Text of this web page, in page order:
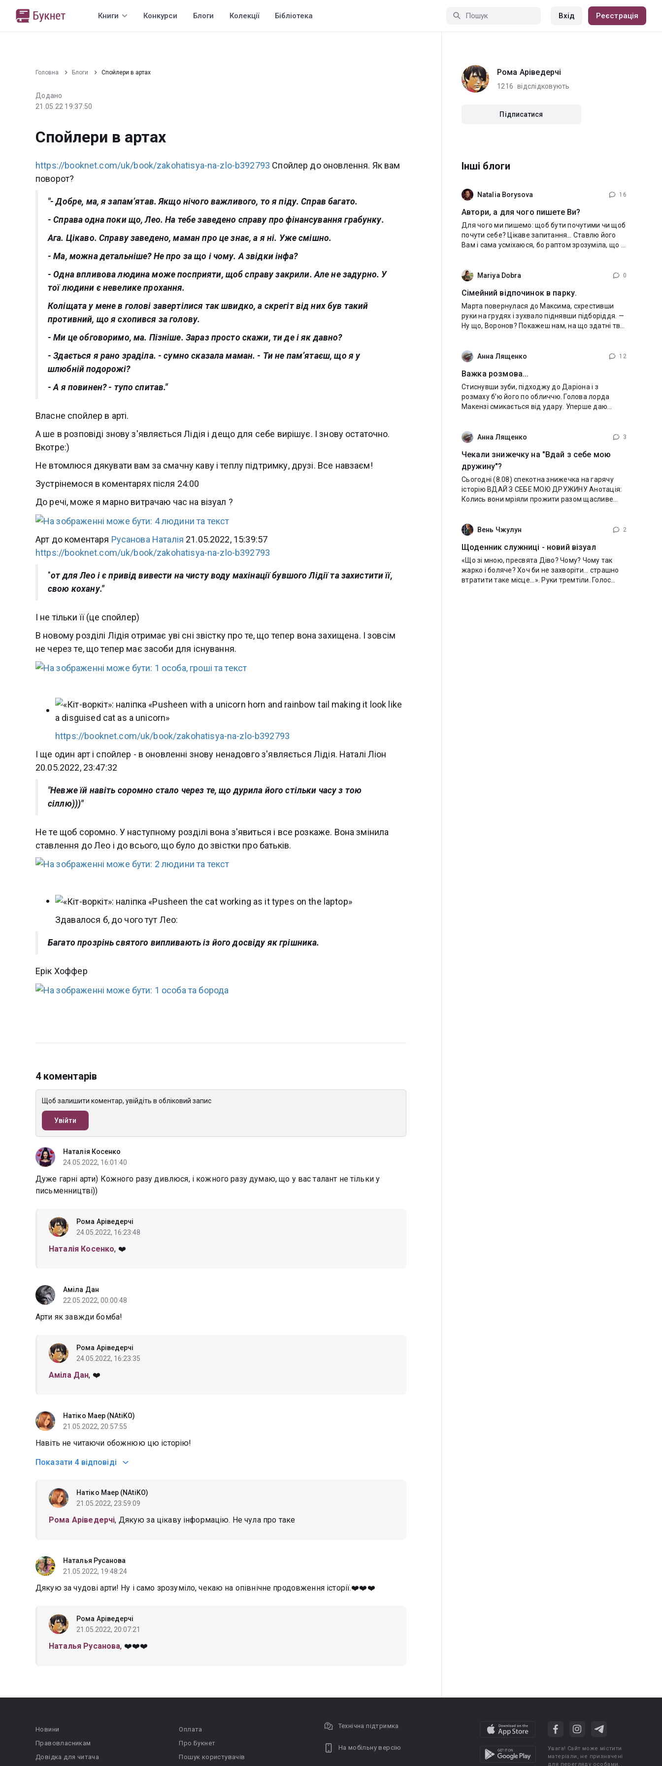
Книги Конкурси Блоги Колекції Бібліотека Вхід Реєстрація
Головна Блоги Спойлери в артах
Додано
21.05.22 19:37:50
Спойлери в артах
https://booknet.com/uk/book/zakohatisya-na-zlo-b392793 Спойлер до оновлення. Як вам
поворот?
"- Добре, ма, я запам’ятав. Якщо нічого важливого, то я піду. Справ багато.
- Справа одна поки що, Лео. На тебе заведено справу про фінансування грабунку.
Ага. Цікаво. Справу заведено, маман про це знає, а я ні. Уже смішно.
- Ма, можна детальніше? Не про за що і чому. А звідки інфа?
- Одна впливова людина може посприяти, щоб справу закрили. Але не задурно. У
тої людини є невелике прохання.
Коліщата у мене в голові завертілися так швидко, а скрегіт від них був такий
противний, що я схопився за голову.
- Ми це обговоримо, ма. Пізніше. Зараз просто скажи, ти де і як давно?
- Здається я рано зраділа. - сумно сказала маман. - Ти не пам’ятаєш, що я у
шлюбній подорожі?
- А я повинен? - тупо спитав."
Власне спойлер в арті.
А ше в розповіді знову з'являється Лідія і дещо для себе вирішує. І знову остаточно.
Вкотре:)
Не втомлюся дякувати вам за смачну каву і теплу підтримку, друзі. Все навзаєм!
Зустрінемося в коментарях після 24:00
До речі, може я марно витрачаю час на візуал ?
Арт до коментаря Русанова Наталія 21.05.2022, 15:39:57
https://booknet.com/uk/book/zakohatisya-na-zlo-b392793
"от для Лео і є привід вивести на чисту воду махінації бувшого Лідії та захистити її,
свою кохану."
І не тільки її (це спойлер)
В новому розділі Лідія отримає уві сні звістку про те, що тепер вона захищена. І зовсім
не через те, що тепер має засоби для існування.
https://booknet.com/uk/book/zakohatisya-na-zlo-b392793
І ще один арт і спойлер - в оновленні знову ненадовго з'являється Лідія. Наталі Ліон
20.05.2022, 23:47:32
"Невже їй навіть соромно стало через те, що дурила його стільки часу з тою
сіллю)))"
Не те щоб соромно. У наступному розділі вона з'явиться і все розкаже. Вона змінила
ставлення до Лео і до всього, що було до звістки про батьків.
Здавалося б, до чого тут Лео:
Багато прозрінь святого випливають із його досвіду як грішника.
Ерік Хоффер
4 коментарів
Щоб залишити коментар, увійдіть в обліковий запис
Увійти
Наталія Косенко
24.05.2022, 16:01:40
Дуже гарні арти) Кожного разу дивлюся, і кожного разу думаю, що у вас талант не тільки у
письменництві))
Рома Аріведерчі
24.05.2022, 16:23:48
Наталія Косенко, ❤️
Аміла Дан
22.05.2022, 00:00:48
Арти як завжди бомба!
Рома Аріведерчі
24.05.2022, 16:23:35
Аміла Дан, ❤️
Натіко Маер (NAtiKO)
21.05.2022, 20:57:55
Навіть не читаючи обожнюю цю історію!
Показати 4 відповіді
Натіко Маер (NAtiKO)
21.05.2022, 23:59:09
Рома Аріведерчі, Дякую за цікаву інформацію. Не чула про таке
Наталья Русанова
21.05.2022, 19:48:24
Дякую за чудові арти! Ну і само зрозуміло, чекаю на опівнічне продовження історії.❤️❤️❤️
Рома Аріведерчі
21.05.2022, 20:07:21
Наталья Русанова, ❤️❤️❤️
Рома Аріведерчі
1216 відслідковують
Підписатися
Інші блоги
Natalia Borysova 16
Автори, а для чого пишете Ви?
Для чого ми пишемо: щоб бути почутими чи щоб
почути себе? Цікаве запитання… Ставлю його
Вам і сама усміхаюся, бо раптом зрозуміла, що й
Mariya Dobra
0
Сімейний відпочинок в парку.
​Марта повернулася до Максима, схрестивши
руки на грудях і зухвало піднявши підборіддя. ​—
Ну що, Воронов? Покажеш нам, на що здатні твої
Анна Лященко
12
Важка розмова...
Стиснувши зуби, підходжу до Даріона і з
розмаху б’ю його по обличчю. Голова лорда
Макензі смикається від удару. Уперше даю
обличчямАнна Лященко 3
Чекали знижечку на "Вдай з себе мою
дружину"?
Сьогодні (8.08) спекотна знижечка на гарячу
історію ВДАЙ З СЕБЕ МОЮ ДРУЖИНУ Анотація:
Колись вони мріяли прожити разом щасливе
Вень Чжулун
2
Щоденник служниці - новий візуал
«Що зі мною, пресвята Діво? Чому? Чому так
жарко і боляче? Хоч би не захворіти... страшно
втратити таке місце...». Руки тремтіли. Голос
Новини
Правовласникам
Довідка для читача
Оплата
Про Букнет
Пошук користувачів
Технічна підтримка
На мобільну версію
Увага! Сайт може містити
матеріали, не призначені
для перегляду особами,